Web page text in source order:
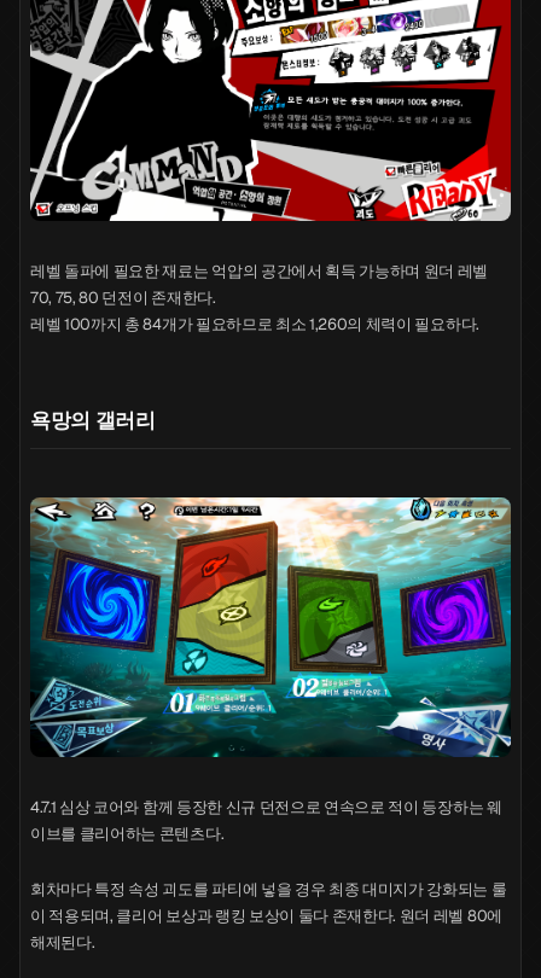
레벨 돌파에 필요한 재료는 억압의 공간에서 획득 가능하며 원더 레벨
70, 75, 80 던전이 존재한다.
레벨 100까지 총 84개가 필요하므로 최소 1,260의 체력이 필요하다.
욕망의 갤러리
4.7.1 심상 코어와 함께 등장한 신규 던전으로 연속으로 적이 등장하는 웨
이브를 클리어하는 콘텐츠다.
회차마다 특정 속성 괴도를 파티에 넣을 경우 최종 대미지가 강화되는 룰
이 적용되며, 클리어 보상과 랭킹 보상이 둘다 존재한다. 원더 레벨 80에
해제된다.